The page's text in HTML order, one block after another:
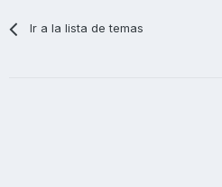
Ir a la lista de temas